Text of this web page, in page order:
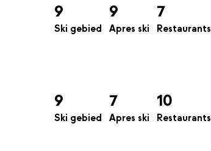
9
Ski gebied
9
Apres ski
7
Restaurants
9
Ski gebied
7
Apres ski
10
Restaurants